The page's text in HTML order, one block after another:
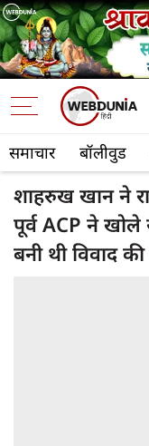
समाचार बॉलीवुड
शाहरुख खान ने
पूर्व ACP ने
बनी थी विवाद